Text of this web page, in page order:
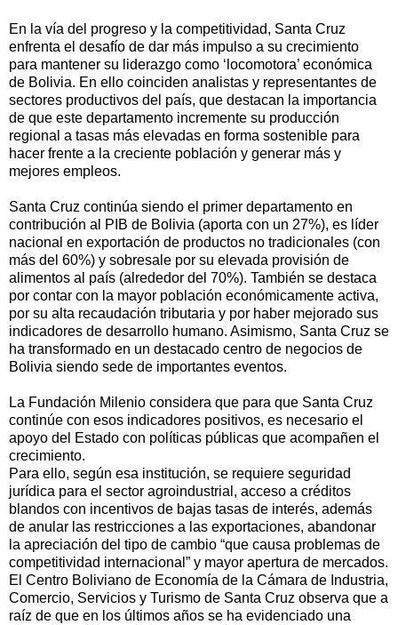
En la vía del progreso y la competitividad, Santa Cruz
enfrenta el desafío de dar más impulso a su crecimiento
para mantener su liderazgo como ‘locomotora’ económica
de Bolivia. En ello coinciden analistas y representantes de
sectores productivos del país, que destacan la importancia
de que este departamento incremente su producción
regional a tasas más elevadas en forma sostenible para
hacer frente a la creciente población y generar más y
mejores empleos.
Santa Cruz continúa siendo el primer departamento en
contribución al PIB de Bolivia (aporta con un 27%), es líder
nacional en exportación de productos no tradicionales (con
más del 60%) y sobresale por su elevada provisión de
alimentos al país (alrededor del 70%). También se destaca
por contar con la mayor población económicamente activa,
por su alta recaudación tributaria y por haber mejorado sus
indicadores de desarrollo humano. Asimismo, Santa Cruz se
ha transformado en un destacado centro de negocios de
Bolivia siendo sede de importantes eventos.
La Fundación Milenio considera que para que Santa Cruz
continúe con esos indicadores positivos, es necesario el
apoyo del Estado con políticas públicas que acompañen el
crecimiento.
Para ello, según esa institución, se requiere seguridad
jurídica para el sector agroindustrial, acceso a créditos
blandos con incentivos de bajas tasas de interés, además
de anular las restricciones a las exportaciones, abandonar
la apreciación del tipo de cambio “que causa problemas de
competitividad internacional” y mayor apertura de mercados.
El Centro Boliviano de Economía de la Cámara de Industria,
Comercio, Servicios y Turismo de Santa Cruz observa que a
raíz de que en los últimos años se ha evidenciado una